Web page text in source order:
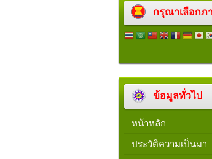
กรุณาเลือกภ
ข้อมูลทั่วไป
หน้าหลัก
ประวัติความเป็นมา